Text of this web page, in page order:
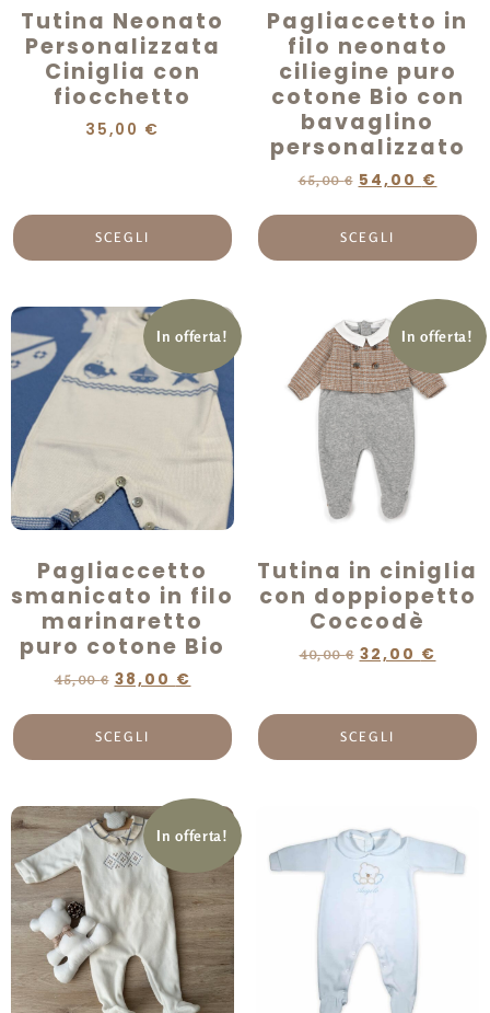
Tutina Neonato
Personalizzata
Ciniglia con
fiocchetto
35,00 €
SCEGLI
Pagliaccetto in
filo neonato
ciliegine puro
cotone Bio con
bavaglino
personalizzato
65,00€ 54,00 €
SCEGLI
In offerta!
Pagliaccetto
smanicato in filo
marinaretto
puro cotone Bio
45,00€ 38,00 €
SCEGLI
In offerta!
Tutina in ciniglia
con doppiopetto
Coccodè
40,00€ 32,00 €
SCEGLI
In offerta!